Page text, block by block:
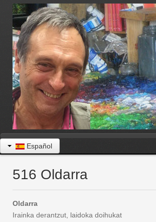
Español
516 Oldarra
Oldarra
Irainka derantzut, laidoka doihukat